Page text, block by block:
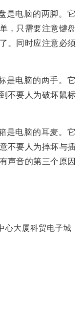
是电脑的两脚。它
，只需要注意键盘
。同时应注意必须
是电脑的两手。它
不要人为破坏鼠标
是电脑的耳麦。它
不要人为摔坏与插
声音的第三个原因
心大厦科贸电子城